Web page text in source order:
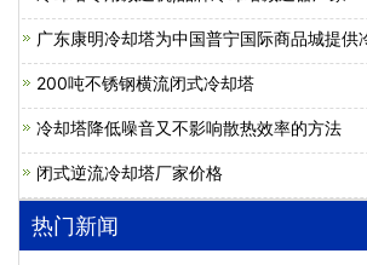
广东康明冷却塔为中国普宁国际商品城提供
200吨不锈钢横流闭式冷却塔
冷却塔降低噪音又不影响散热效率的方法
闭式逆流冷却塔厂家价格
热门新闻